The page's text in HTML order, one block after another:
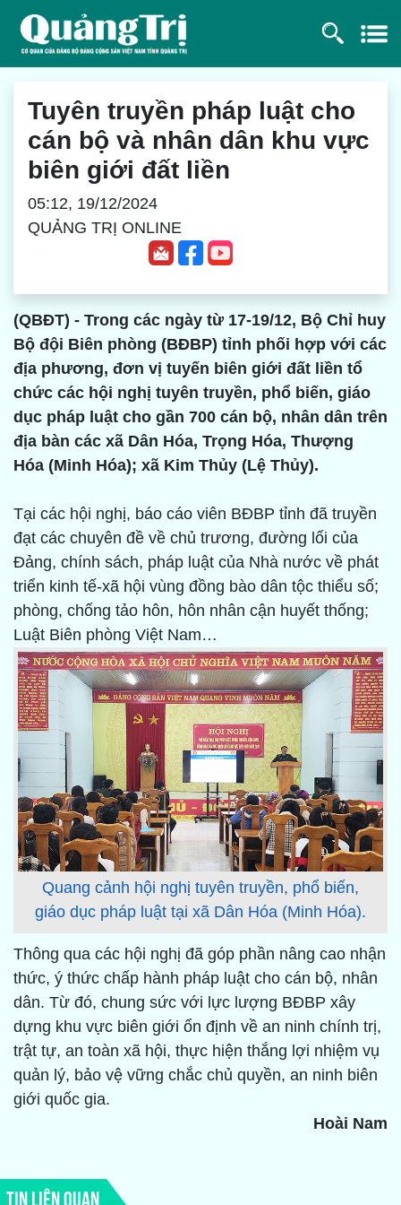
Tuyên truyền pháp luật cho
cán bộ và nhân dân khu vực
biên giới đất liền
05:12, 19/12/2024
QUẢNG TRỊ ONLINE
(QBĐT) - Trong các ngày từ 17-19/12, Bộ Chỉ huy
Bộ đội Biên phòng (BĐBP) tỉnh phối hợp với các
địa phương, đơn vị tuyến biên giới đất liền tổ
chức các hội nghị tuyên truyền, phổ biến, giáo
dục pháp luật cho gần 700 cán bộ, nhân dân trên
địa bàn các xã Dân Hóa, Trọng Hóa, Thượng
Hóa (Minh Hóa); xã Kim Thủy (Lệ Thủy).
Tại các hội nghị, báo cáo viên BĐBP tỉnh đã truyền
đạt các chuyên đề về chủ trương, đường lối của
Đảng, chính sách, pháp luật của Nhà nước về phát
triển kinh tế-xã hội vùng đồng bào dân tộc thiểu số;
phòng, chống tảo hôn, hôn nhân cận huyết thống;
Luật Biên phòng Việt Nam…
Quang cảnh hội nghị tuyên truyền, phổ biến,
giáo dục pháp luật tại xã Dân Hóa (Minh Hóa).
Thông qua các hội nghị đã góp phần nâng cao nhận
thức, ý thức chấp hành pháp luật cho cán bộ, nhân
dân. Từ đó, chung sức với lực lượng BĐBP xây
dựng khu vực biên giới ổn định về an ninh chính trị,
trật tự, an toàn xã hội, thực hiện thắng lợi nhiệm vụ
quản lý, bảo vệ vững chắc chủ quyền, an ninh biên
giới quốc gia.
Hoài Nam
TIN LIÊN QUAN